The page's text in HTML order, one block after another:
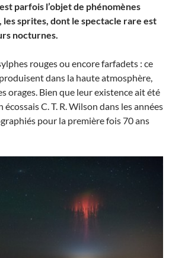
parfois l’objet de phénomènes
sprites, dont le spectacle rare est
nocturnes.
rouges ou encore farfadets : ce
dans la haute atmosphère,
orages. Bien que leur existence ait été
C. T. R. Wilson dans les années
pour la première fois 70 ans